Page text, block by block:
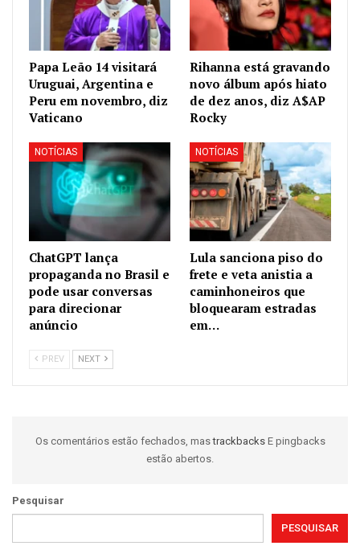
Papa Leão 14 visitará
Uruguai, Argentina e
Peru em novembro, diz
Vaticano
Rihanna está gravando
novo álbum após hiato
de dez anos, diz A$AP
Rocky
NOTÍCIAS
ChatGPT lança
propaganda no Brasil e
pode usar conversas
para direcionar
anúncio
NOTÍCIAS
Lula sanciona piso do
frete e veta anistia a
caminhoneiros que
bloquearam estradas
em…
PREV NEXT
Os comentários estão fechados, mastrackbacks E pingbacks
estão abertos.
Pesquisar
PESQUISAR